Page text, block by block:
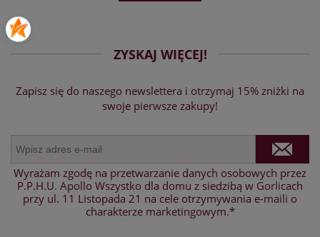
ZYSKAJ WIĘCEJ!
Zapisz się do naszego newslettera i otrzymaj 15% zniżki na
swoje pierwsze zakupy!
Wyrażam zgodę na przetwarzanie danych osobowych przez
P.P.H.U. Apollo Wszystko dla domu z siedzibą w Gorlicach
przy ul. 11 Listopada 21 na cele otrzymywania e-maili o
charakterze marketingowym.*